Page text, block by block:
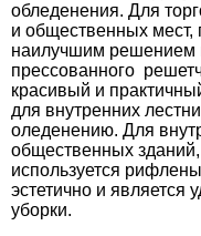
обледенения. Для
и общественных мест,
наилучшим решением
прессованного
красивый и
для внутренних
оледенению. Для
общественных
используется
эстетично и
уборки.